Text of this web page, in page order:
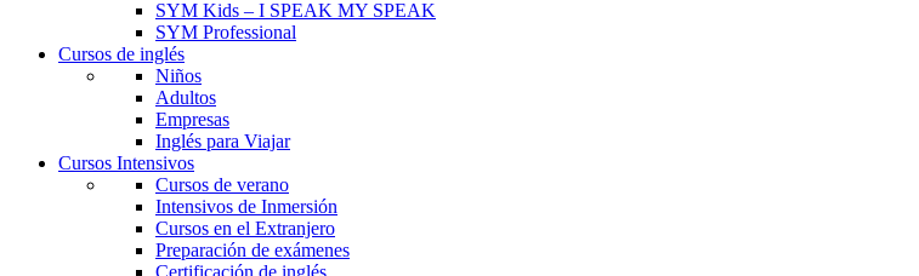
SYM Kids – I SPEAK MY SPEAK
SYM Professional
Cursos de inglés
Niños
Adultos
Empresas
Inglés para Viajar
Cursos Intensivos
Cursos de verano
Intensivos de Inmersión
Cursos en el Extranjero
Preparación de exámenes
Certificación de inglés